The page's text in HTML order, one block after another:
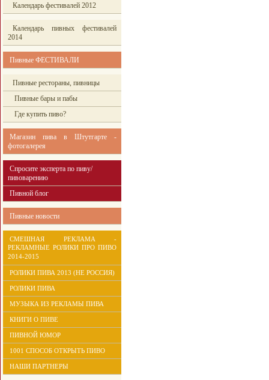
Календарь фестивалей 2012
Календарь пивных фестивалей
2014
Пивные ФЕСТИВАЛИ
Пивные рестораны, пивницы
Пивные бары и пабы
Где купить пиво?
Магазин пива в Штутгарте -
фотогалерея
Спросите эксперта по пиву/
пивоварению
Пивной блог
Пивные новости
СМЕШНАЯ РЕКЛАМА -
РЕКЛАМНЫЕ РОЛИКИ ПРО ПИВО
2014-2015
РОЛИКИ ПИВА 2013 (НЕ РОССИЯ)
РОЛИКИ ПИВА
МУЗЫКА ИЗ РЕКЛАМЫ ПИВА
КНИГИ О ПИВЕ
ПИВНОЙ ЮМОР
1001 СПОСОБ ОТКРЫТЬ ПИВО
НАШИ ПАРТНЕРЫ